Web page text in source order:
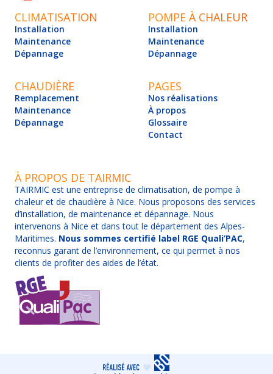
CLIMATISATION
Installation
Maintenance
Dépannage
POMPE À CHALEUR
Installation
Maintenance
Dépannage
CHAUDIÈRE
Remplacement
Maintenance
Dépannage
PAGES
Nos réalisations
À propos
Glossaire
Contact
À PROPOS DE TAIRMIC
TAIRMIC est une entreprise de climatisation, de pompe à
chaleur et de chaudière à Nice. Nous proposons des services
d’installation, de maintenance et dépannage. Nous
intervenons à Nice et dans tout le département des Alpes-
Maritimes. Nous sommes certifié label RGE Quali’PAC,
reconnus garant de l’environnement, ce qui permet à nos
clients de profiter des aides de l’état.